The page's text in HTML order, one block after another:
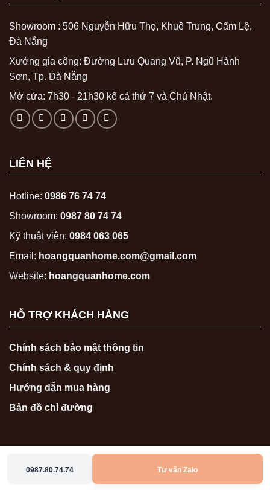
Showroom : 506 Nguyễn Hữu Thọ, Khuê Trung, Cẩm Lệ,
Đà Nẵng
Xưởng gia công: Đường Lưu Quang Vũ, P. Ngũ Hành
Sơn, Tp. Đà Nẵng
Mở cửa: 7h30 - 21h30 kể cả thứ 7 và Chủ Nhật.
LIÊN HỆ
Hotline: 0986 76 74 74
Showroom: 0987 80 74 74
Kỹ thuật viên: 0984 063 065
Email: hoangquanhome.com@gmail.com
Website: hoangquanhome.com
HỖ TRỢ KHÁCH HÀNG
Chính sách bảo mật thông tin
Chính sách & quy định
Hướng dẫn mua hàng
Bản đồ chỉ đường
Copyright 2026 © hoangquanhome.com
0987.80.74.74 Tư vấn Zalo
0986767474 Zalo Messenger